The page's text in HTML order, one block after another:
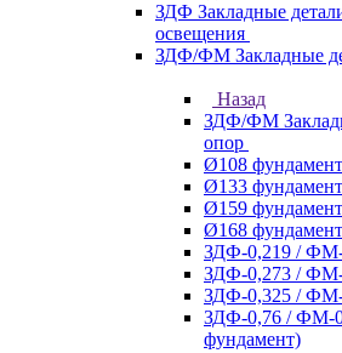
ЗДФ Закладные
освещения
ЗДФ/ФМ Закладные
Назад
ЗДФ/ФМ
опор
Ø108 фундамент
Ø133 фундамент
Ø159 фундамент
Ø168 фундамент
ЗДФ-0,219 / ФМ-
ЗДФ-0,273 / ФМ-
ЗДФ-0,325 / ФМ-
ЗДФ-0,76 / ФМ-
фундамент)